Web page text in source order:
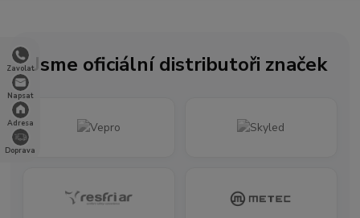
Zavolat
Napsat
Adresa
Doprava
Jsme oficiální distributoři značek